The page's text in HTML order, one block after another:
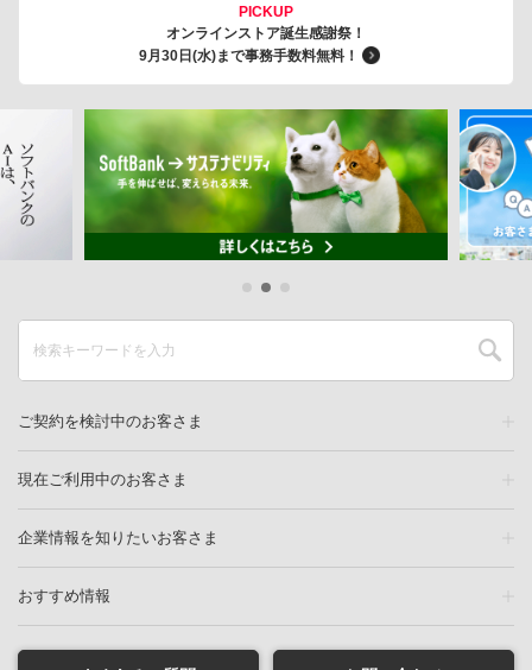
PICKUP
オンラインストア誕生感謝祭！
9月30日(水)まで事務手数料無料！
ご契約を検討中のお客さま
現在ご利用中のお客さま
企業情報を知りたいお客さま
おすすめ情報